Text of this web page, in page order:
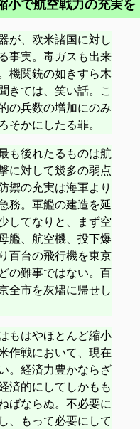
小で航空戦力の充実を
が、欧米諸国に対し
事実。毒ガスも出来
機関銃の如きすら木
きては、笑い話。こ
の兵数の増加にのみ
そかにしたる罪。
も後れたるものは航
に対して幾多の弱点
禦の充実は海軍より
務。軍艦の建造を延
してなりと、まず空
艦、航空機、投下爆
百台の飛行機を東京
の難事ではない。百
全市を灰燼に帰せし
もはやほとんど縮小
作戦において、現在
。経済力豊かならざ
済的にしてしかもも
ばならぬ。不必要に
、もって必要にして